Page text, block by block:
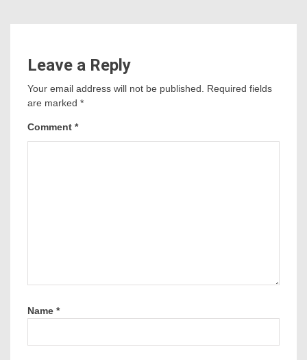
Leave a Reply
Your email address will not be published.
Required fields
are marked *
Comment *
Name *